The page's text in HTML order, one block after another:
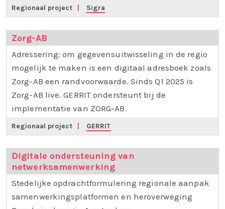
Regionaal project Sigra
Zorg-AB
Adressering: om gegevensuitwisseling in de regio
mogelijk te maken is een digitaal adresboek zoals
Zorg-AB een randvoorwaarde. Sinds Q1 2025 is
Zorg-AB live. GERRIT ondersteunt bij de
implementatie van ZORG-AB.
Regionaal project GERRIT
Digitale ondersteuning van
netwerksamenwerking
Stedelijke opdrachtformulering regionale aanpak
samenwerkingsplatformen en heroverweging